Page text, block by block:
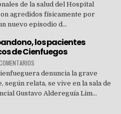
de la salud del Hospital
agredidos físicamente por
nuevo episodio d...
los pacientes
de Cienfuegos
denuncia la grave
según relata, se vive en la sala de
Gustavo Aldereguía Lim...